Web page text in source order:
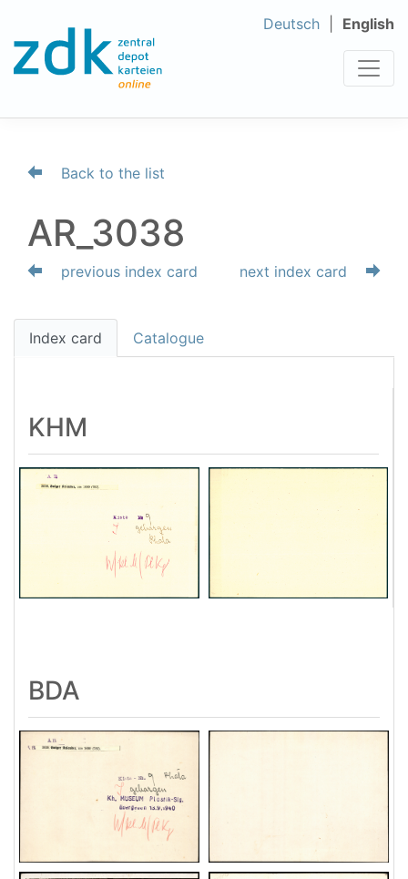
Deutsch English
Back to the list
AR_3038
previous index card next index card
Index card Catalogue
KHM
BDA